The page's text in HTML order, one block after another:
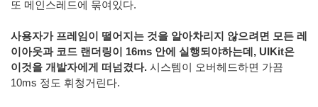
또 메인스레드에 묶여있다.
사용자가 프레임이 떨어지는 것을 알아차리지 않으려면 모든 레
이아웃과 코드 랜더링이 16ms 안에 실행되야하는데, UIKit은
이것을 개발자에게 떠넘겼다. 시스템이 오버헤드하면 가끔
10ms 정도 휘청거린다.